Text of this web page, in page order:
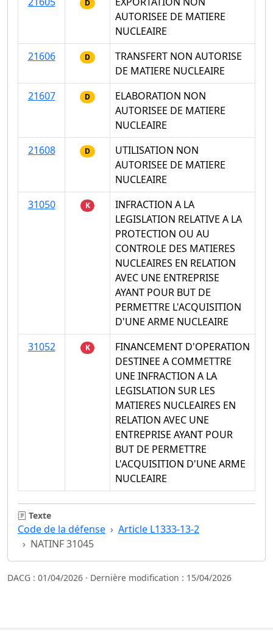
D
AUTORISEE DE MATIERE
NUCLEAIRE
21606
D
TRANSFERT NON AUTORISE
DE MATIERE NUCLEAIRE
21607
D
ELABORATION NON
AUTORISEE DE MATIERE
NUCLEAIRE
21608
D
UTILISATION NON
AUTORISEE DE MATIERE
NUCLEAIRE
31050
K
INFRACTION A LA
LEGISLATION RELATIVE A LA
PROTECTION OU AU
CONTROLE DES MATIERES
NUCLEAIRES EN RELATION
AVEC UNE ENTREPRISE
AYANT POUR BUT DE
PERMETTRE L'ACQUISITION
D'UNE ARME NUCLEAIRE
31052
K
FINANCEMENT D'OPERATION
DESTINEE A COMMETTRE
UNE INFRACTION A LA
LEGISLATION SUR LES
MATIERES NUCLEAIRES EN
RELATION AVEC UNE
ENTREPRISE AYANT POUR
BUT DE PERMETTRE
L'ACQUISITION D'UNE ARME
NUCLEAIRE
Texte
Code de la défense
Article L1333-13-2
NATINF 31045
DACG : 01/04/2026 · Dernière modification : 15/04/2026